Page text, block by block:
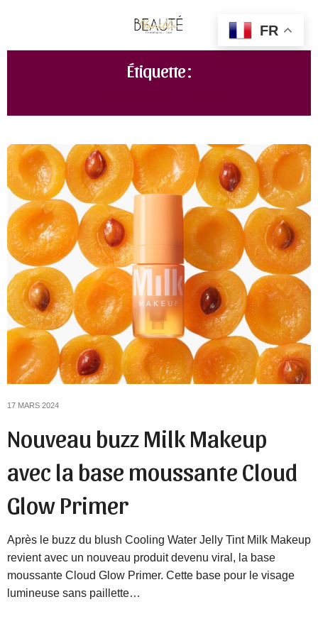
Étiquette :
17 MARS 2024
Nouveau buzz Milk Makeup
avec la base moussante Cloud
Glow Primer
Après le buzz du blush Cooling Water Jelly Tint Milk Makeup
revient avec un nouveau produit devenu viral, la base
moussante Cloud Glow Primer. Cette base pour le visage
lumineuse sans paillette…
FR